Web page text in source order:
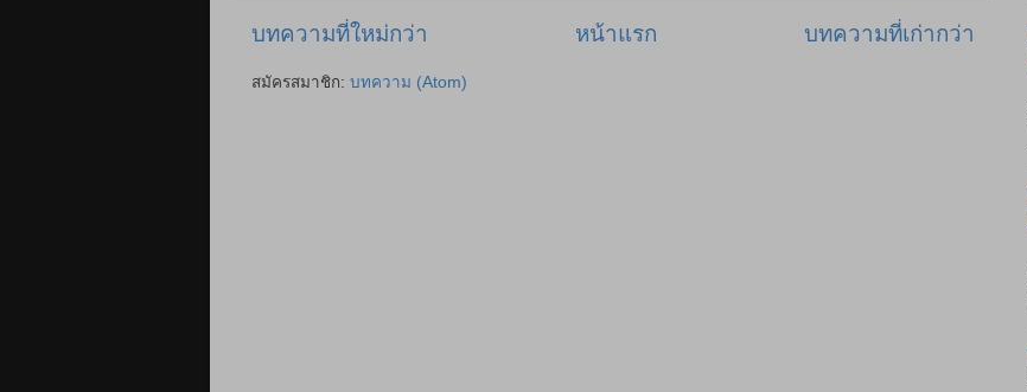
บทความที่ใหม่กว่า บทความที่เก่ากว่า
หน้าแรก
สมัครสมาชิก: บทความ (Atom)